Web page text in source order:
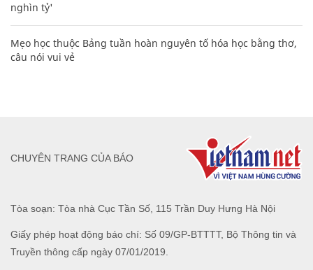
nghìn tỷ'
Mẹo học thuộc Bảng tuần hoàn nguyên tố hóa học bằng thơ,
câu nói vui vẻ
Tòa soạn: Tòa nhà Cục Tần Số, 115 Trần Duy Hưng Hà Nội
Giấy phép hoạt động báo chí: Số 09/GP-BTTTT, Bộ Thông tin và
Truyền thông cấp ngày 07/01/2019.
CHUYÊN TRANG CỦA BÁO